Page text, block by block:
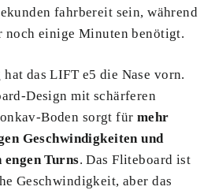
fahrbereit sein, während
noch einige Minuten benötigt.
hat das LIFT e5 die Nase vorn.
Design mit schärferen
Boden sorgt für mehr
Geschwindigkeiten und
Turns. Das Fliteboard ist
Geschwindigkeit, aber das